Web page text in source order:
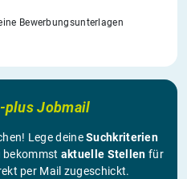
Bewerbungsunterlagen
plus Jobmail
Lege deineSuchkriterien
bekommst aktuelle Stellen für
per Mail zugeschickt.